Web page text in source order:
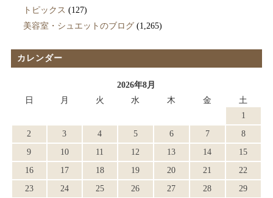
トピックス (127)
美容室・シュエットのブログ(1,265)
カレンダー
2026年8月
日
月 火 水 木 金
土
1
2
3 4 5 6 7
8
9
10 11 12 13 14
15
16
17 18 19 20 21
22
23
24 25 26 27 28
29